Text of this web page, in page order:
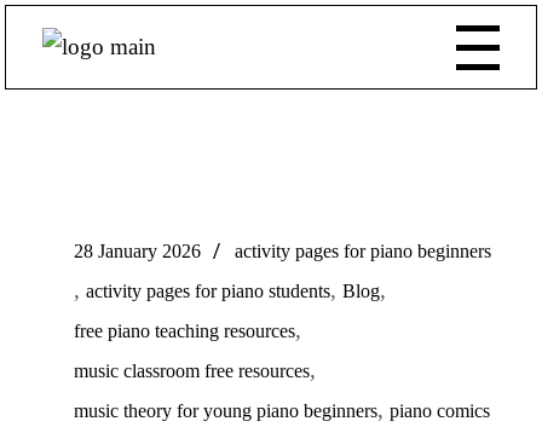
28 January 2026 activity pages for piano beginners
,activity pages for piano students,Blog,
free piano teaching resources,
music classroom free resources,
music theory for young piano beginners,piano comics